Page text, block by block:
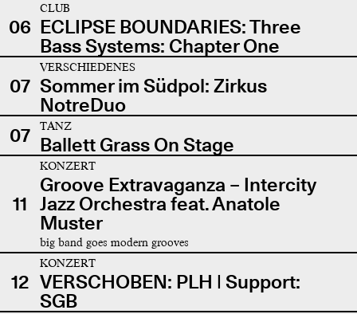
06
CLUB
ECLIPSE BOUNDARIES: Three
Bass Systems: Chapter One
07
VERSCHIEDENES
Sommer im Südpol: Zirkus
NotreDuo
07
TANZ
Ballett Grass On Stage
11
KONZERT
Groove Extravaganza – Intercity
Jazz Orchestra feat. Anatole
Muster
big band goes modern grooves
12
KONZERT
VERSCHOBEN: PLH | Support:
SGB